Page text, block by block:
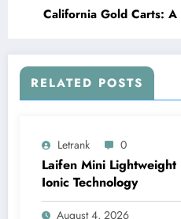
California Gold Carts:
RELATED POSTS
Letrank 0
Laifen Mini
Ionic Technology
August 4, 2026